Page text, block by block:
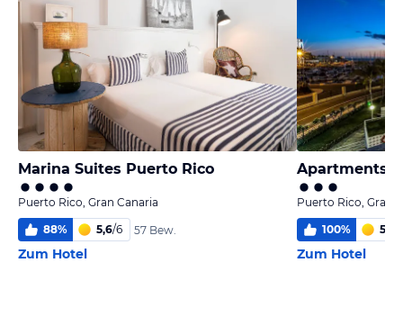
Marina Suites Puerto Rico
Puerto Rico, Gran Canaria
88% 5,6/6 57 Bew.
Zum Hotel
Apartments
Puerto Rico, Gran
100% 5,0
Zum Hotel